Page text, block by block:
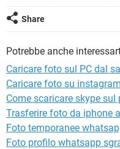
HARDWARE
INSTAGRAM
HARDWARE
Share
Potrebbe anche
Caricare foto sul PC dal
Caricare foto su
Come scaricare skype sul
Trasferire foto da iphone
Foto temporanee
Foto profilo whatsapp